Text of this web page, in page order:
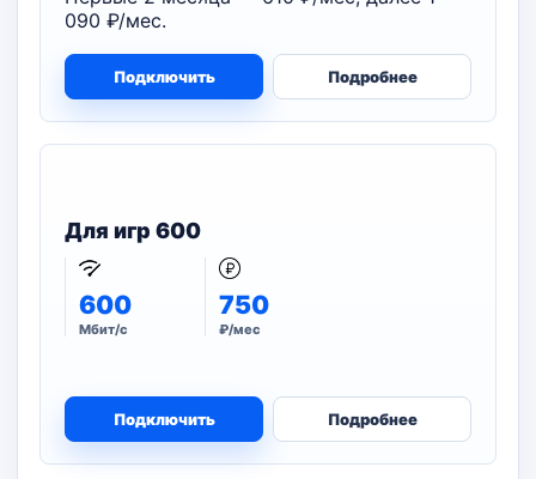
090 ₽/мес.
Подключить Подробнее
Для игр 600
600
Мбит/с
750
₽/мес
Подключить Подробнее